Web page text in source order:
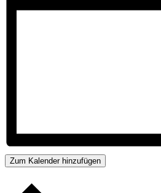
Zum Kalender hinzufügen